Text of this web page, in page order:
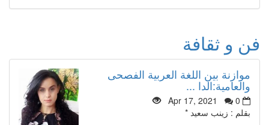
فن و ثقافة
موازنة بين اللغة العربية الفصحى
والعامية:الدا ...
Apr 17, 2021
0
بقلم : زينب سعيد *